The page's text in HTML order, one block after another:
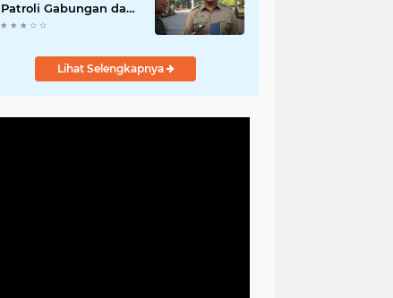
Patroli Gabungan dan
Pengawasan Digital
Lihat Selengkapnya